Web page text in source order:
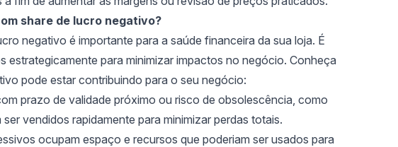
share de lucro negativo?
negativo é importante para a saúde financeira da sua loja. É
estrategicamente para minimizar impactos no negócio. Conheça
pode estar contribuindo para o seu negócio:
prazo de validade próximo ou risco de obsolescência, como
vendidos rapidamente para minimizar perdas totais.
ocupam espaço e recursos que poderiam ser usados para